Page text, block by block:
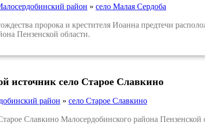
район » село Малая Сердоба
пророка и крестителя Иоанна предтечи
Пензенской области.
источник село Старое Славкино
район » село Старое Славкино
Славкино Малосердобинского района Пензенской